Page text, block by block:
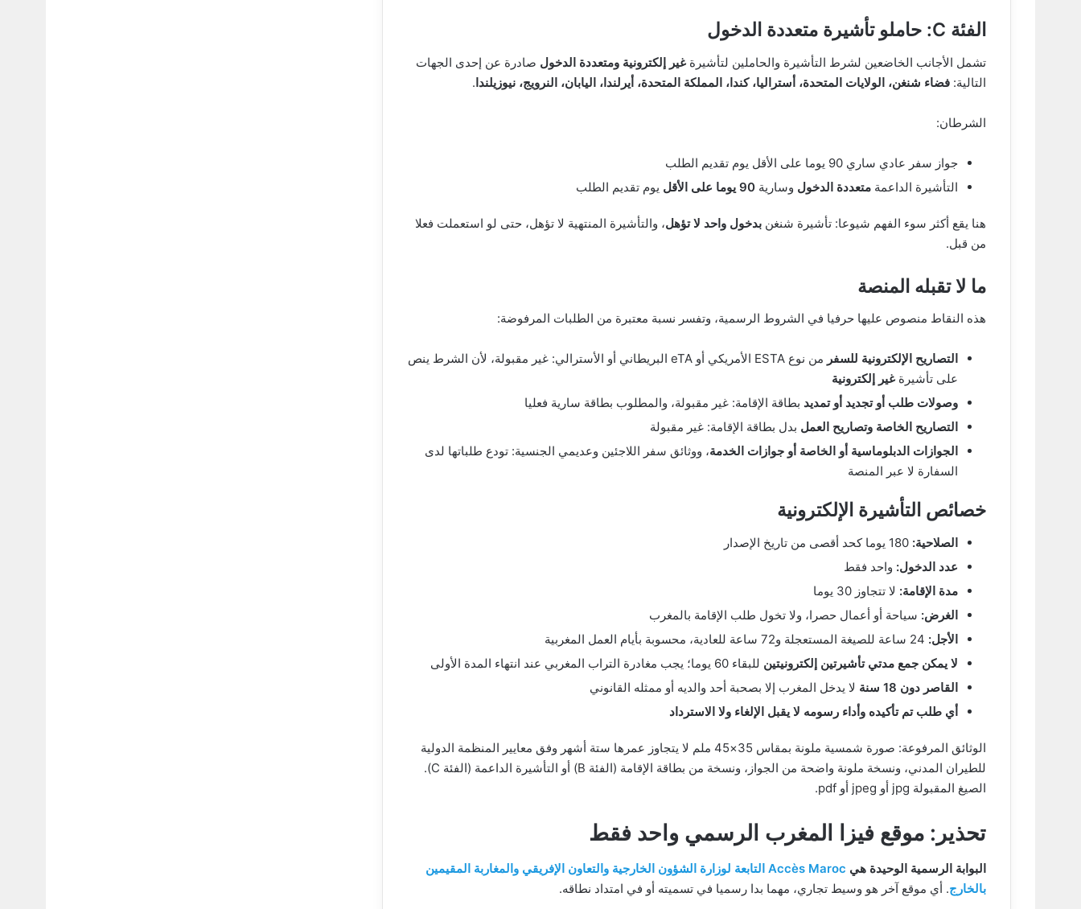
الفئة C: حاملو تأشيرة متعددة الدخول
تشمل الأجانب الخاضعين لشرط التأشيرة والحاملين لتأشيرة غير إلكترونية ومتعددة الدخول صادرة عن إحدى الجهات
التالية: فضاء شنغن، الولايات المتحدة، أستراليا، كندا، المملكة المتحدة، أيرلندا، اليابان، النرويج، نيوزيلندا.
الشرطان:
جواز سفر عادي ساري 90 يوما على الأقل يوم تقديم الطلب
التأشيرة الداعمة متعددة الدخول وسارية 90 يوما على الأقل يوم تقديم الطلب
هنا يقع أكثر سوء الفهم شيوعا: تأشيرة شنغن بدخول واحد لا تؤهل، والتأشيرة المنتهية لا تؤهل، حتى لو استعملت فعلا
من قبل.
ما لا تقبله المنصة
هذه النقاط منصوص عليها حرفيا في الشروط الرسمية، وتفسر نسبة معتبرة من الطلبات المرفوضة:
التصاريح الإلكترونية للسفر
من نوع ESTA الأمريكي أو eTA البريطاني أو الأسترالي: غير مقبولة، لأن الشرط ينص
على تأشيرة غير إلكترونية
وصولات طلب أو تجديد أو تمديد بطاقة الإقامة: غير مقبولة، والمطلوب بطاقة سارية فعليا
التصاريح الخاصة وتصاريح العمل بدل بطاقة الإقامة: غير مقبولة
الجوازات الدبلوماسية أو الخاصة أو جوازات الخدمة، ووثائق سفر اللاجئين وعديمي الجنسية: تودع طلباتها لدى
السفارة لا عبر المنصة
خصائص التأشيرة الإلكترونية
الصلاحية:
عدد الدخول: واحد فقط
مدة الإقامة: لا تتجاوز 30 يوما
الغرض: سياحة أو أعمال حصرا، ولا تخول طلب الإقامة بالمغرب
الأجل:
لا يمكن جمع مدتي تأشيرتين إلكترونيتين للبقاء 60 يوما؛ يجب مغادرة التراب المغربي عند انتهاء المدة الأولى
القاصر دون 18 سنة
لا يدخل المغرب إلا بصحبة أحد والديه أو ممثله القانوني
أي طلب تم تأكيده وأداء رسومه لا يقبل الإلغاء ولا الاسترداد
الوثائق المرفوعة: صورة شمسية ملونة بمقاس 35×45 ملم لا يتجاوز عمرها ستة أشهر وفق معايير المنظمة الدولية
للطيران المدني، ونسخة ملونة واضحة من الجواز، ونسخة من بطاقة الإقامة (الفئة B) أو التأشيرة الداعمة (الفئة C).
الصيغ المقبولة jpg أو jpeg أو pdf.
تحذير: موقع فيزا المغرب الرسمي واحد فقط
البوابة الرسمية الوحيدة هي
Accès Maroc التابعة لوزارة الشؤون الخارجية والتعاون الإفريقي والمغاربة المقيمين
بالخارج. أي موقع آخر هو وسيط تجاري، مهما بدا رسميا في تسميته أو في امتداد نطاقه.